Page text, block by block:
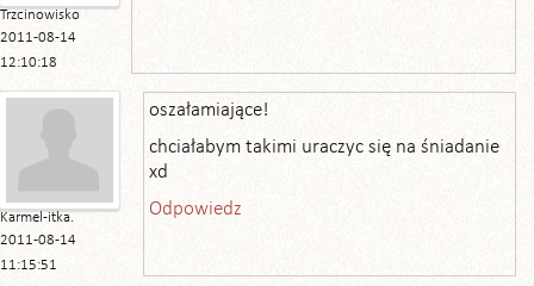
Trzcinowisko
2011-08-14
12:10:18
Karmel-itka.
2011-08-14
11:15:51
oszałamiające!
chciałabym takimi uraczyc się na śniadanie
xd
Odpowiedz